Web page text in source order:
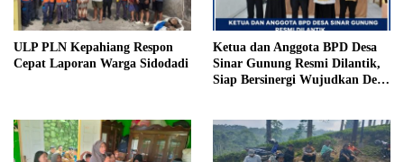
ULP PLN Kepahiang Respon
Cepat Laporan Warga Sidodadi
Ketua dan Anggota BPD Desa
Sinar Gunung Resmi Dilantik,
Siap Bersinergi Wujudkan Desa